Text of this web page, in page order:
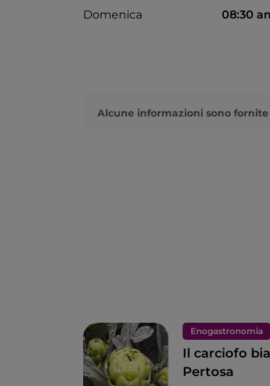
Domenica
08:30
Alcune informazioni sono fornite
Enogastronomia
Il carciofo
Pertosa